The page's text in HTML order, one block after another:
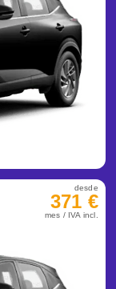
desde
371 €
mes / IVA incl.